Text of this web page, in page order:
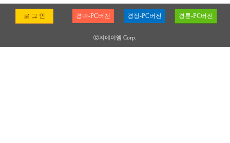
로 그 인 경마-PC버전 경정-PC버전 경륜-PC버전
ⓒ지에이엠 Corp.